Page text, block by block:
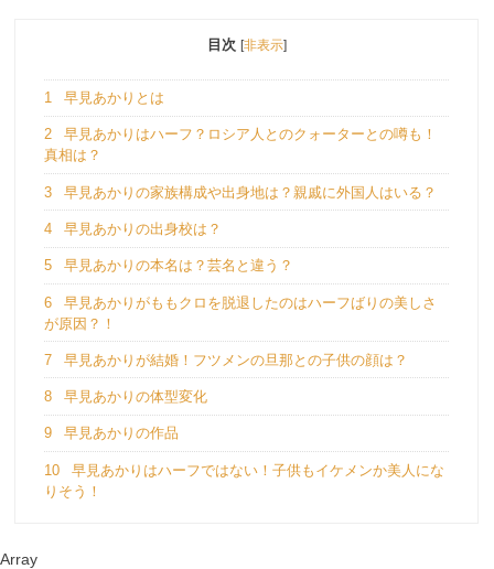
目次 [非表示]
1 早見あかりとは
2
早見あかりはハーフ？ロシア人とのクォーターとの噂も！
真相は？
3 早見あかりの家族構成や出身地は？親戚に外国人はいる？
4 早見あかりの出身校は？
5 早見あかりの本名は？芸名と違う？
6
早見あかりがももクロを脱退したのはハーフばりの美しさ
が原因？！
7 早見あかりが結婚！フツメンの旦那との子供の顔は？
8 早見あかりの体型変化
9 早見あかりの作品
10
早見あかりはハーフではない！子供もイケメンか美人にな
りそう！
Array